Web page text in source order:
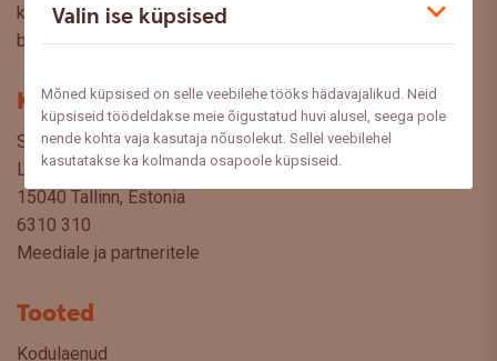
Valin ise küpsised
Mõned küpsised on selle veebilehe tööks hädavajalikud. Neid
küpsiseid töödeldakse meie õigustatud huvi alusel, seega pole
nende kohta vaja kasutaja nõusolekut. Sellel veebilehel
kasutatakse ka kolmanda osapoole küpsiseid.
küsimusi, ettepanekuid ja arvamusi, millistel teemadel siit
blogist lugeda sooviksite: meedia@swedbank.ee.
Kontakt
Swedbank AS
Liivalaia 34
15040 Tallinn, Estonia
6310 310
Meediale ja partneritele
Tooted
Kodulaenud